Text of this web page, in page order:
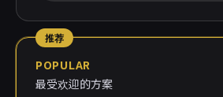
推荐
POPULAR
最受欢迎的方案